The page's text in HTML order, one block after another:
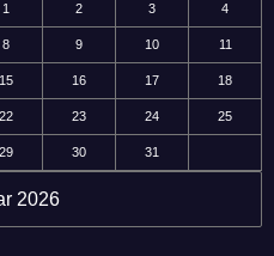
2026
1 2 3 4
8 9 10 11
15 16 17 18
22 23 24 25
29 30 31